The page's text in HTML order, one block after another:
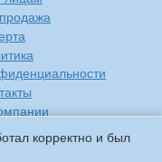
корректно и был
Monin
барного стекла